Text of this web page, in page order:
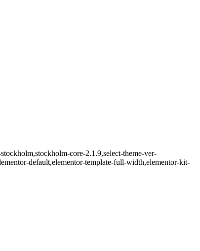
core-2.1.9,select-theme-ver-
default,elementor-template-full-width,elementor-kit-